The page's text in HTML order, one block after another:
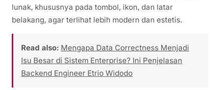
lunak, khususnya pada tombol, ikon, dan latar
belakang, agar terlihat lebih modern dan estetis.
Read also: Mengapa Data Correctness Menjadi
Isu Besar di Sistem Enterprise? Ini Penjelasan
Backend Engineer Etrio Widodo